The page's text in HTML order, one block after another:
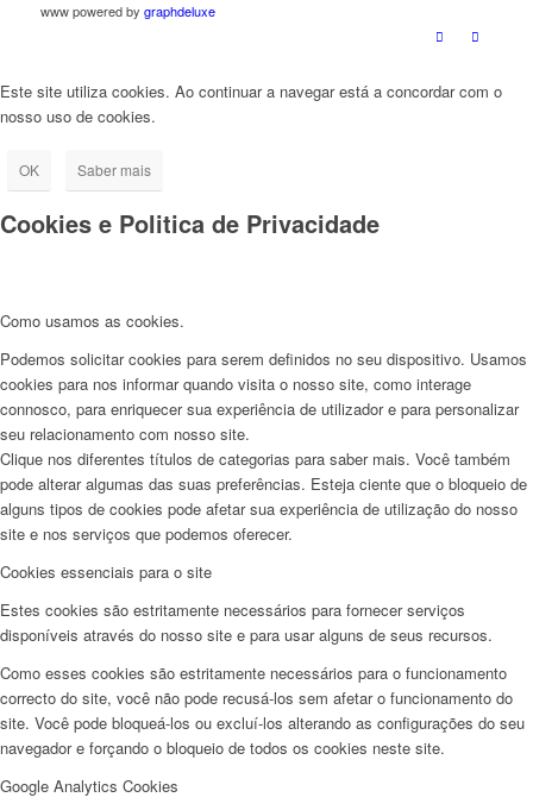
www powered by graphdeluxe
Este site utiliza cookies. Ao continuar a navegar está a concordar com o
nosso uso de cookies.
OK Saber mais
Cookies e Politica de Privacidade
Como usamos as cookies.
Podemos solicitar cookies para serem definidos no seu dispositivo. Usamos
cookies para nos informar quando visita o nosso site, como interage
connosco, para enriquecer sua experiência de utilizador e para personalizar
seu relacionamento com nosso site.
Clique nos diferentes títulos de categorias para saber mais. Você também
pode alterar algumas das suas preferências. Esteja ciente que o bloqueio de
alguns tipos de cookies pode afetar sua experiência de utilização do nosso
site e nos serviços que podemos oferecer.
Cookies essenciais para o site
Estes cookies são estritamente necessários para fornecer serviços
disponíveis através do nosso site e para usar alguns de seus recursos.
Como esses cookies são estritamente necessários para o funcionamento
correcto do site, você não pode recusá-los sem afetar o funcionamento do
site. Você pode bloqueá-los ou excluí-los alterando as configurações do seu
navegador e forçando o bloqueio de todos os cookies neste site.
Google Analytics Cookies